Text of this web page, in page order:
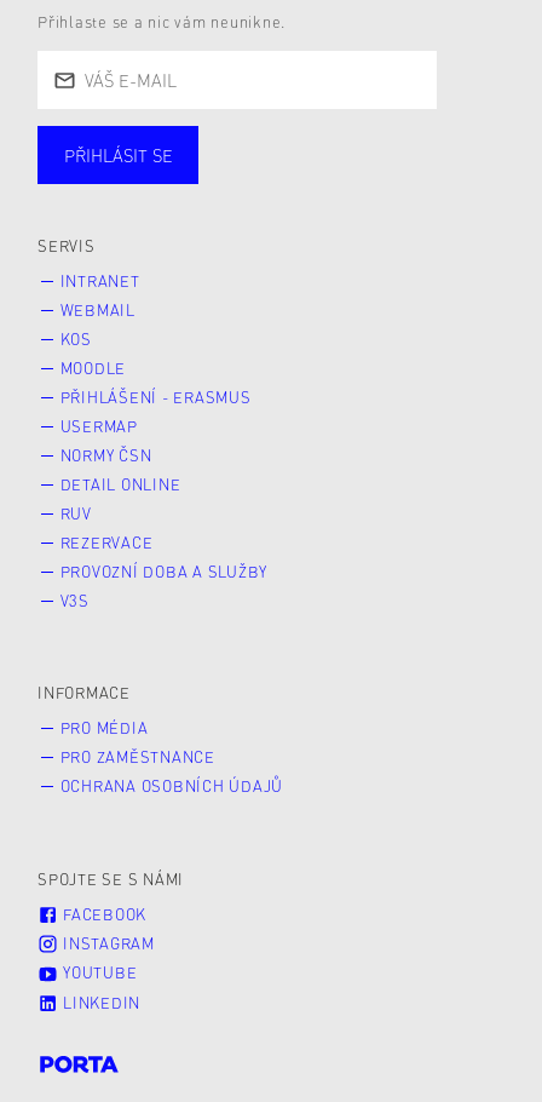
Přihlaste se a nic vám neunikne.
PŘIHLÁSIT SE
SERVIS
INTRANET
WEBMAIL
KOS
MOODLE
PŘIHLÁŠENÍ - ERASMUS
USERMAP
NORMY ČSN
DETAIL ONLINE
RUV
REZERVACE
PROVOZNÍ DOBA A SLUŽBY
V3S
INFORMACE
PRO MÉDIA
PRO ZAMĚSTNANCE
OCHRANA OSOBNÍCH ÚDAJŮ
SPOJTE SE S NÁMI
FACEBOOK
INSTAGRAM
YOUTUBE
LINKEDIN